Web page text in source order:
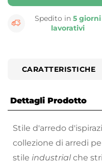
Spedito in5 giorni
lavorativi
CARATTERISTICHE
Dettagli Prodotto
Stile d'arredo
collezione di arredi
stile industrial che